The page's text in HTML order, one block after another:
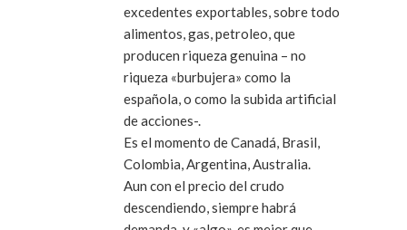
excedentes exportables, sobre todo
alimentos, gas, petroleo, que
producen riqueza genuina – no
riqueza «burbujera» como la
española, o como la subida artificial
de acciones-.
Es el momento de Canadá, Brasil,
Colombia, Argentina, Australia.
Aun con el precio del crudo
descendiendo, siempre habrá